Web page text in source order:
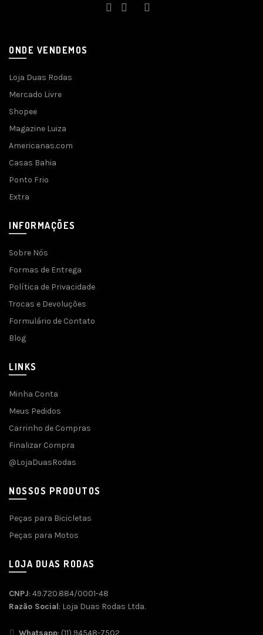
ONDE VENDEMOS
Loja Duas Rodas
Mercado Livre
Shopee
Magazine Luiza
Americanas.com
Casas Bahia
Ponto Frio
Extra
INFORMAÇÕES
Sobre Nós
Formas de Entrega
Política de Privacidade
Trocas e Devoluções
Formulário de Contato
Blog
LINKS
Minha Conta
Meus Pedidos
Carrinho de Compras
Finalizar Compra
@LojaDuasRodas
NOSSOS PRODUTOS
Peças para Bicicletas
Peças para Motos
LOJA DUAS RODAS
CNPJ: 49.720.884/0001-48
Razão Social: Loja Duas Rodas Ltda.